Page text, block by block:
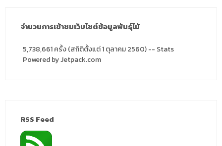
จำนวนการเข้าชมเว็บไซต์ข้อมูลพันธุ์ไม้
5,738,661 ครั้ง (สถิติตั้งแต่ 1 ตุลาคม 2560) -- Stats
Powered by Jetpack.com
RSS Feed